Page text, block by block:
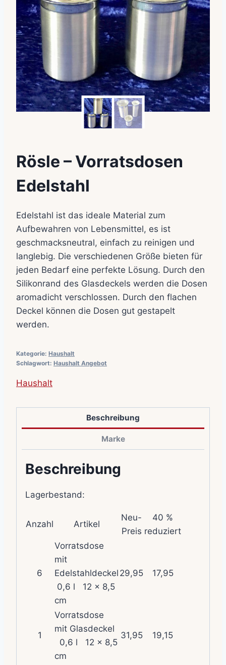
Rösle – Vorratsdosen
Edelstahl
Edelstahl ist das ideale Material zum
Aufbewahren von Lebensmittel, es ist
geschmacksneutral, einfach zu reinigen und
langlebig. Die verschiedenen Größe bieten für
jeden Bedarf eine perfekte Lösung. Durch den
Silikonrand des Glasdeckels werden die Dosen
aromadicht verschlossen. Durch den flachen
Deckel können die Dosen gut gestapelt
werden.
Kategorie: Haushalt
Schlagwort: Haushalt Angebot
Haushalt
Beschreibung
Marke
Beschreibung
Lagerbestand:
Anzahl Artikel
Neu-
Preis
40 %
reduziert
6
Vorratsdose
mit
Edelstahldeckel
0,6 l 12 x 8,5
cm
29,95 17,95
1
Vorratsdose
mit Glasdeckel
0,6 l 12 x 8,5
cm
31,95 19,15